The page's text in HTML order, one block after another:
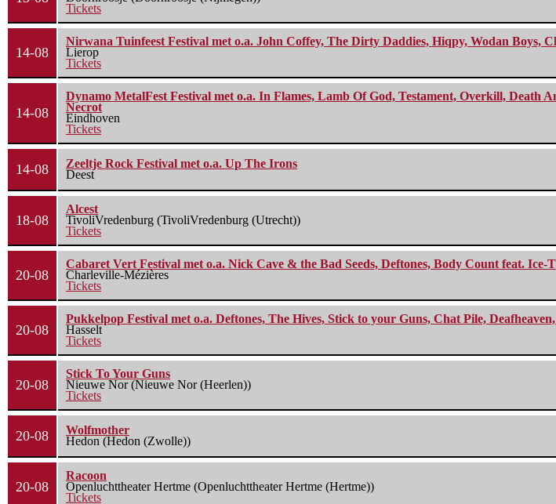
Tickets
14-08
Nirwana Tuinfeest Festival met o.a. John Coffey, The Dirty Daddies, Hiqpy, Wodan Boys,
Lierop
Tickets
14-08
Dynamo MetalFest Festival met o.a. In Flames, Lamb Of God, Testament, Overkill,
Necrot
Eindhoven
Tickets
14-08
Zeeltje Rock Festival met o.a. Up The Irons
Deest
18-08
Alcest
TivoliVredenburg (TivoliVredenburg (Utrecht))
Tickets
20-08
Cabaret Vert Festival met o.a. Nick Cave & the Bad Seeds, Deftones, Body Count feat. Ice-T
Charleville-Mézières
Tickets
20-08
Pukkelpop Festival met o.a. Deftones, The Hives, Stick to your Guns, Chat Pile,
Hasselt
Tickets
20-08
Stick To Your Guns
Nieuwe Nor (Nieuwe Nor (Heerlen))
Tickets
20-08
Wolfmother
Hedon (Hedon (Zwolle))
20-08
Racoon
Openluchttheater Hertme (Openluchttheater Hertme (Hertme))
Tickets